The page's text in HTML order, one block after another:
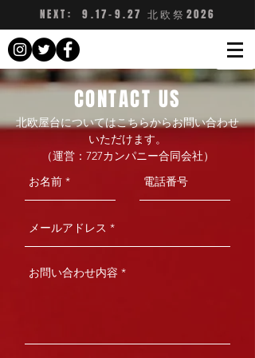
NEXT: 9.17-9.27 北欧祭2026
CONTACT US
北欧屋台についてはこちらからお問い合わせ
いただけます。
​（運営：727カンパニー合同会社）